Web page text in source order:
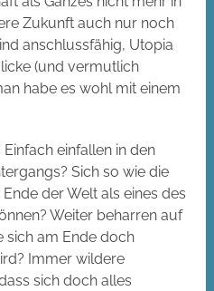
Zukunft auch nur noch
anschlussfähig, Utopia
(und vermutlich
habe es wohl mit einem
einfallen in den
Sich so wie die
der Welt als eines des
Weiter beharren auf
sich am Ende doch
Immer wildere
sich doch alles